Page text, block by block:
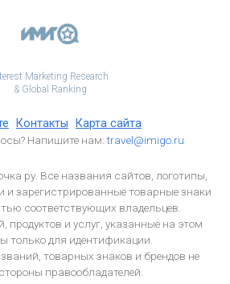
Marketing Research
& Global Ranking
Контакты Карта сайта
Напишите нам:travel@imigo.ru
ру. Все названия сайтов, логотипы,
и зарегистрированные товарные знаки
соответствующих владельцев.
продуктов и услуг, указанные на этом
только для идентификации.
товарных знаков и брендов не
правообладателей.